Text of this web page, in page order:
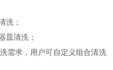
洗；
皿清洗；
需求，用户可自定义组合清洗